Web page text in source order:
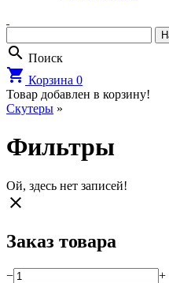
search Поиск
shopping_cart Корзина 0
Товар добавлен в корзину!
Cкутеры »
Фильтры
Ой, здесь нет записей!
close
Заказ товара
−
+